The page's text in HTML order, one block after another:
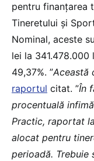
pentru finanțarea
Tineretului și
Nominal, aceste
lei la
49,37%. ”Această
raportul citat. ”În
procentuală
Practic, raportat
alocat pentru
perioadă. Trebuie